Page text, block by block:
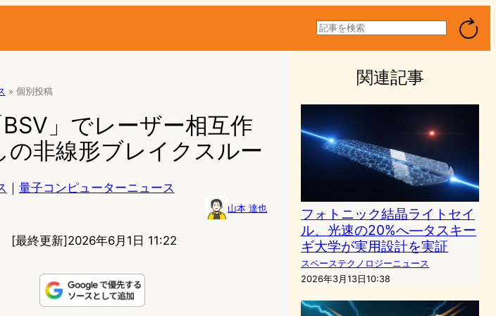
検
索
» 個別投稿
」でレーザー相互作
非線形ブレイクスルー
｜ 量子コンピューターニュース
山本 達也
[最終更新]2026年6月1日 11:22
関連記事
フォトニック結晶ライトセイ
ル、光速の20%へ—タスキー
ギ大学が実用設計を実証
スペーステクノロジーニュース
2026年3月13日10:38